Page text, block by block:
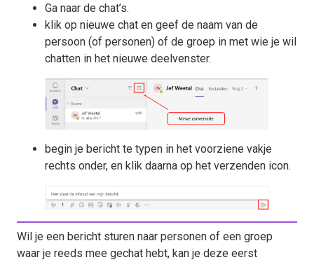
Ga naar de chat’s.
klik op nieuwe chat en geef de naam van de
persoon (of personen) of de groep in met wie je wil
chatten in het nieuwe deelvenster.
begin je bericht te typen in het voorziene vakje
rechts onder, en klik daarna op het verzenden icon.
Wil je een bericht sturen naar personen of een groep
waar je reeds mee gechat hebt, kan je deze eerst